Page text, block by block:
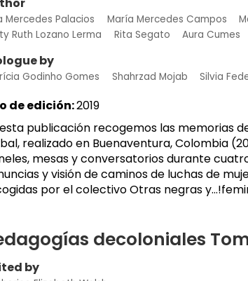
Mercedes Palacios María Mercedes Campos
Ruth Lozano Lerma
Rita Segato Aura Cumes
by
Godinho Gomes Shahrzad Mojab Silvia
de edición:2019
publicación recogemos las memorias
realizado en Buenaventura, Colombia
mesas y conversatorios durante
y visión de caminos de luchas de
por el colectivo Otras negras
decoloniales
by